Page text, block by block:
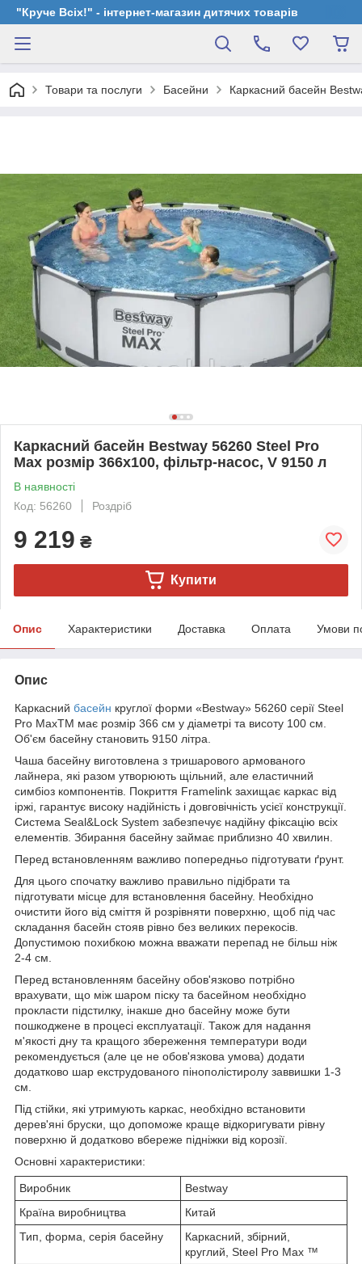
"Круче Всіх!" - інтернет-магазин дитячих товарів
Товари та послуги Басейни Каркасний басейн
Каркасний басейн Bestway 56260 Steel Pro
Max розмір 366х100, фільтр-насос, V 9150 л
В наявності
Код: 56260
Роздріб
9 219 ₴
Купити
Опис Характеристики Доставка Оплата Умови
Опис
Каркасний басейн круглої форми «Bestway» 56260 серії Steel
Pro MaxTM має розмір 366 см у діаметрі та висоту 100 см.
Об'єм басейну становить 9150 літра.
Чаша басейну виготовлена з тришарового армованого
лайнера, які разом утворюють щільний, але еластичний
симбіоз компонентів. Покриття Framelink захищає каркас від
іржі, гарантує високу надійність і довговічність усієї конструкції.
Система Seal&Lock System забезпечує надійну фіксацію всіх
елементів. Збирання басейну займає приблизно 40 хвилин.
Перед встановленням важливо попередньо підготувати ґрунт.
Для цього спочатку важливо правильно підібрати та
підготувати місце для встановлення басейну. Необхідно
очистити його від сміття й розрівняти поверхню, щоб під час
складання басейн стояв рівно без великих перекосів.
Допустимою похибкою можна вважати перепад не більш ніж
2-4 см.
Перед встановленням басейну обов'язково потрібно
врахувати, що між шаром піску та басейном необхідно
прокласти підстилку, інакше дно басейну може бути
пошкоджене в процесі експлуатації. Також для надання
м'якості дну та кращого збереження температури води
рекомендується (але це не обов'язкова умова) додати
додатково шар екструдованого пінополістиролу заввишки 1-3
см.
Під стійки, які утримують каркас, необхідно встановити
дерев'яні бруски, що допоможе краще відкоригувати рівну
поверхню й додатково вбереже підніжки від корозії.
Основні характеристики:
Виробник
Bestway
Країна виробництва
Китай
Тип, форма, серія басейну
Каркасний, збірний,
круглий, Steel Pro Max ™